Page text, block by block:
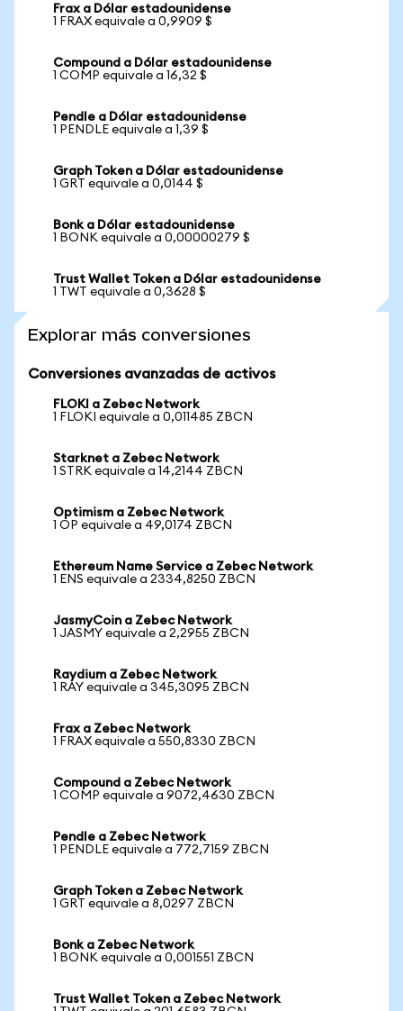
Frax a Dólar estadounidense
1 FRAX equivale a 0,9909 $
Compound a Dólar estadounidense
1 COMP equivale a 16,32 $
Pendle a Dólar estadounidense
1 PENDLE equivale a 1,39 $
Graph Token a Dólar estadounidense
1 GRT equivale a 0,0144 $
Bonk a Dólar estadounidense
1 BONK equivale a 0,00000279 $
Trust Wallet Token a Dólar estadounidense
1 TWT equivale a 0,3628 $
Explorar más conversiones
Conversiones avanzadas de activos
FLOKI a Zebec Network
1 FLOKI equivale a 0,011485 ZBCN
Starknet a Zebec Network
1 STRK equivale a 14,2144 ZBCN
Optimism a Zebec Network
1 OP equivale a 49,0174 ZBCN
Ethereum Name Service a Zebec Network
1 ENS equivale a 2334,8250 ZBCN
JasmyCoin a Zebec Network
1 JASMY equivale a 2,2955 ZBCN
Raydium a Zebec Network
1 RAY equivale a 345,3095 ZBCN
Frax a Zebec Network
1 FRAX equivale a 550,8330 ZBCN
Compound a Zebec Network
1 COMP equivale a 9072,4630 ZBCN
Pendle a Zebec Network
1 PENDLE equivale a 772,7159 ZBCN
Graph Token a Zebec Network
1 GRT equivale a 8,0297 ZBCN
Bonk a Zebec Network
1 BONK equivale a 0,001551 ZBCN
Trust Wallet Token a Zebec Network